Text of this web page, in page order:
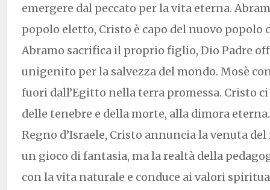
emergere dal peccato per la vita eterna.
popolo eletto, Cristo è capo del nuovo popolo
Abramo sacrifica il proprio figlio, Dio Padre
unigenito per la salvezza del mondo. Mosè
fuori dall’Egitto nella terra promessa. Cristo
delle tenebre e della morte, alla dimora
Regno d’Israele, Cristo annuncia la venuta
un gioco di fantasia, ma la realtà della
con la vita naturale e conduce ai valori